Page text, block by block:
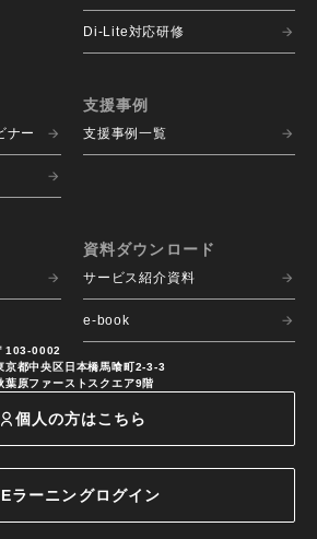
Di-Lite対応研修
ナー
支援事例
支援事例一覧
資料ダウンロード
サービス紹介資料
e-book
103-0002
京都中央区日本橋馬喰町2-3-3
葉原ファーストスクエア9階
個人の方はこちら
Eラーニングログイン